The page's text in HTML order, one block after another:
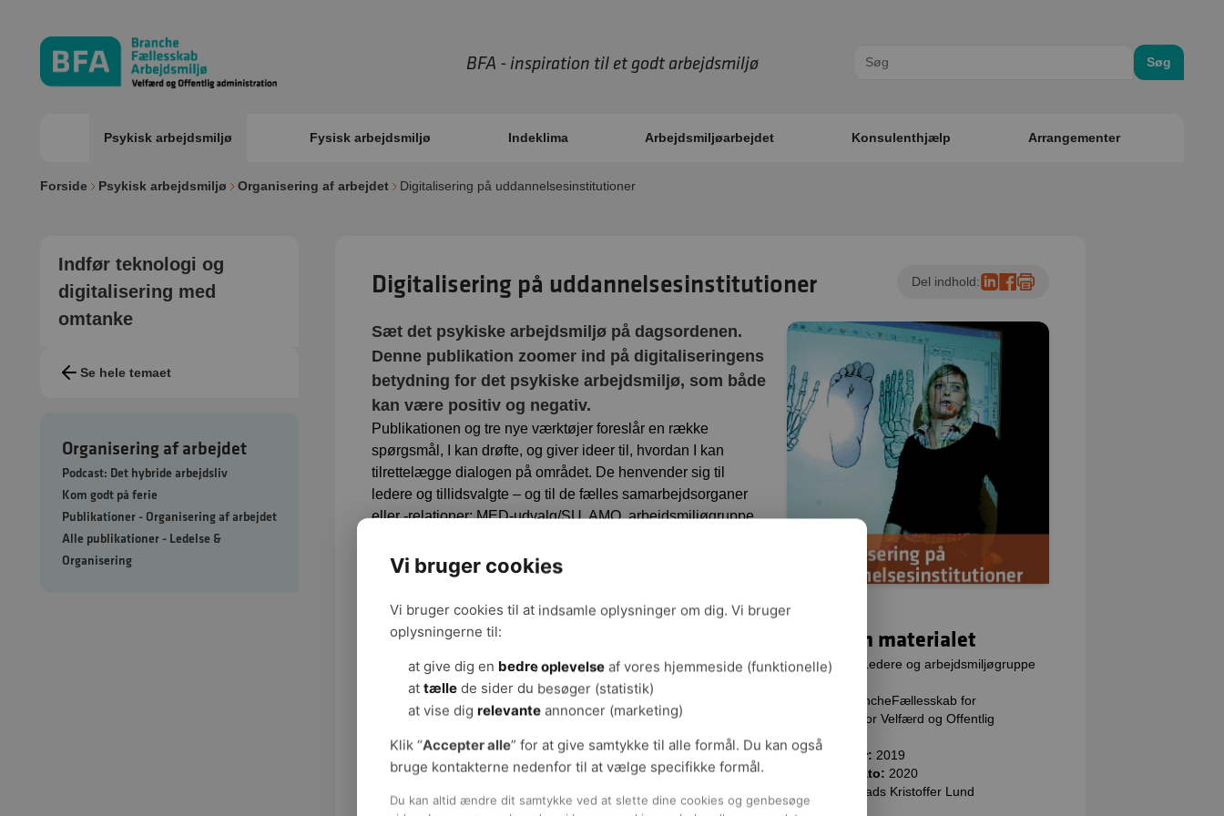
BFA - inspiration til et godt arbejdsmiljø Søg
Psykisk arbejdsmiljø Fysisk arbejdsmiljø Indeklima Arbejdsmiljøarbejdet Konsulenthjælp Arrangementer
Forside Psykisk arbejdsmiljø Organisering af arbejdet Digitalisering på uddannelsesinstitutioner
Indfør teknologi og
digitalisering med
omtanke
Se hele temaet
Organisering af arbejdet
Podcast: Det hybride arbejdsliv
Kom godt på ferie
Publikationer - Organisering af arbejdet
Alle publikationer - Ledelse &
Organisering
Digitalisering på uddannelsesinstitutioner Del indhold:
Sæt det psykiske arbejdsmiljø på dagsordenen.
Denne publikation zoomer ind på digitaliseringens
betydning for det psykiske arbejdsmiljø, som både
kan være positiv og negativ.
Publikationen og tre nye værktøjer foreslår en række
spørgsmål, I kan drøfte, og giver ideer til, hvordan I kan
tilrettelægge dialogen på området. De henvender sig til
ledere og tillidsvalgte – og til de fælles samarbejdsorganer
eller -relationer: MED-udvalg/SU, AMO, arbejdsmiljøgruppe
AMR).
Hent materialet (åbnes i nyt vindue)
Hent digitalt materiale (gratis)
Hent trykklart digitalt materiale med
skæremærker (gratis)
Bestil trykt materiale fra GPO Forlag
(køb)
Fakta om materialet
Målgruppe:
Ledere og arbejdsmiljøgruppe
BrancheFællesskab for
Arbejdsmiljø for Velfærd og Offentlig
administration
Udgivelsesår: 2019
Opdateret dato: 2020
Mads Kristoffer Lund
Vi bruger cookies
Vi bruger cookies til at indsamle oplysninger om dig. Vi bruger
oplysningerne til:
at give dig en bedre oplevelse af vores hjemmeside (funktionelle)
at tælle de sider du besøger (statistik)
at vise dig relevante annoncer (marketing)
Klik “Accepter alle” for at give samtykke til alle formål. Du kan også
bruge kontakterne nedenfor til at vælge specifikke formål.
Du kan altid ændre dit samtykke ved at slette dine cookies og genbesøge